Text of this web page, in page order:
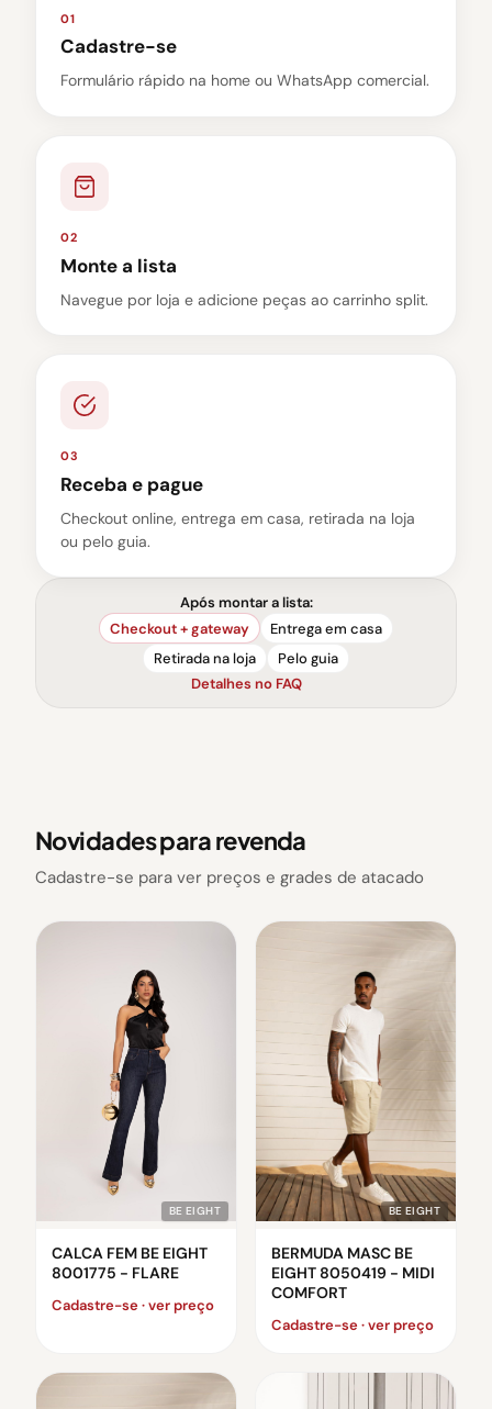
01
Cadastre-se
Formulário rápido na home ou WhatsApp comercial.
02
Monte a lista
Navegue por loja e adicione peças ao carrinho split.
03
Receba e pague
Checkout online, entrega em casa, retirada na loja
ou pelo guia.
Após montar a lista:
Checkout + gateway
Entrega em casa
Retirada na loja
Pelo guia
Detalhes no FAQ
Novidades para revenda
Cadastre-se para ver preços e grades de atacado
BE EIGHT
CALCA FEM BE EIGHT
8001775 - FLARE
Cadastre-se · ver preço
BE EIGHT
BERMUDA MASC BE
EIGHT 8050419 - MIDI
COMFORT
Cadastre-se · ver preço